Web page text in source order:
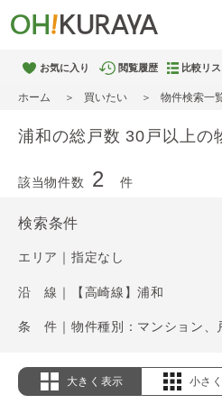
お気に入り 閲覧履歴 比較リス
ホーム 買いたい 物件検索一
浦和の総戸数 30戸以上の
該当物件数 2 件
検索条件
エリア｜指定なし
沿 線｜【高崎線】浦和
大きく表示 小さ